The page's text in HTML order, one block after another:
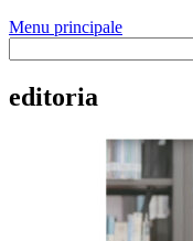
Menu principale
editoria